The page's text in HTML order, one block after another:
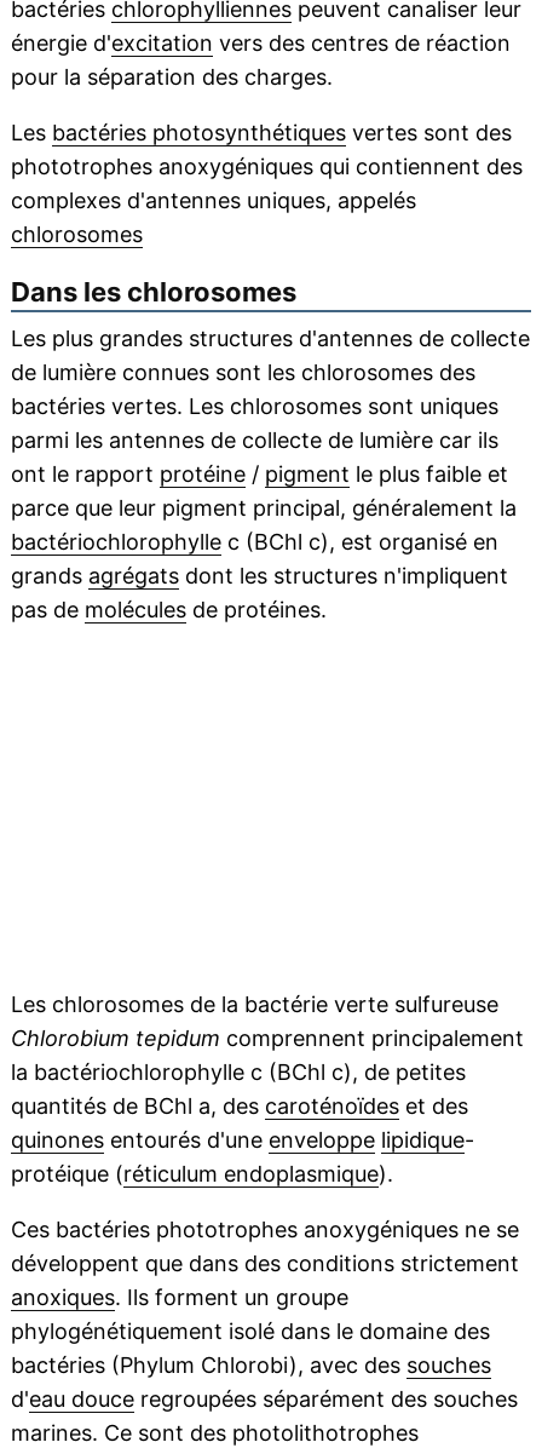
bactéries chlorophylliennespeuvent canaliser leur
énergie d'excitation vers des centres de réaction
pour la séparation des charges.
Les bactéries photosynthétiquesvertes sont des
phototrophes anoxygéniques qui contiennent des
complexes d'antennes uniques, appelés
chlorosomes
Dans les chlorosomes
Les plus grandes structures d'antennes de collecte
de lumière connues sont les chlorosomes des
bactéries vertes. Les chlorosomes sont uniques
parmi les antennes de collecte de lumière car ils
ont le rapport protéine/ pigment le plus faible et
parce que leur pigment principal, généralement la
bactériochlorophyllec (BChl c), est organisé en
grands agrégatsdont les structures n'impliquent
pas de moléculesde protéines.
Les chlorosomes de la bactérie verte sulfureuse
Chlorobium tepidum comprennent principalement
la bactériochlorophylle c (BChl c), de petites
quantités de BChl a, des caroténoïdeset des
quinonesentourés d'une enveloppe lipidique-
protéique (réticulum endoplasmique).
Ces bactéries phototrophes anoxygéniques ne se
développent que dans des conditions strictement
anoxiques. Ils forment un groupe
phylogénétiquement isolé dans le domaine des
bactéries (Phylum Chlorobi), avec des souches
d'eau douceregroupées séparément des souches
marines. Ce sont des photolithotrophes